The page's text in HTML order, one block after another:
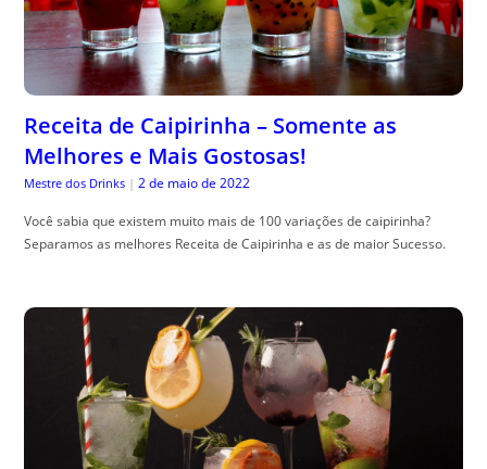
Receita de Caipirinha – Somente as
Melhores e Mais Gostosas!
Mestre dos Drinks | 2 de maio de 2022
Você sabia que existem muito mais de 100 variações de caipirinha?
Separamos as melhores Receita de Caipirinha e as de maior Sucesso.